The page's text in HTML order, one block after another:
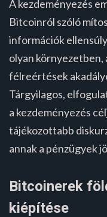
A kezdeményezés
Bitcoinról szóló
információk
olyan környezetben,
félreértések
Tárgyilagos,
a kezdeményezés
tájékozottabb
annak a pénzügyek
Bitcoinerek
kiépítése